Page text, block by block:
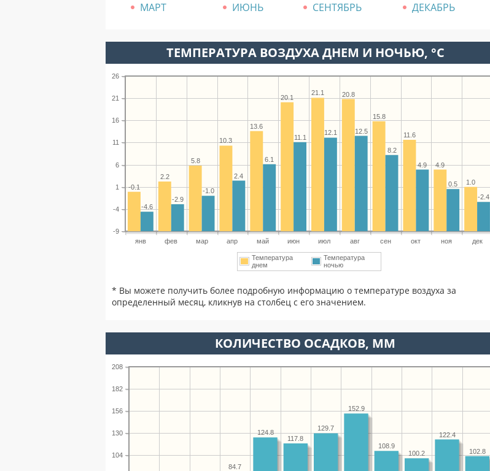
МАРТ
ИЮНЬ СЕНТЯБРЬ ДЕКАБРЬ
ТЕМПЕРАТУРА ВОЗДУХА ДНЕМ И НОЧЬЮ, °C
янв фев мар апр май июн июл авг сен окт ноя дек
-9
-4
1
6
11
16
21
26
1.0
4.9
11.6
15.8
20.8
21.1
20.1
13.6
10.3
5.8
2.2
-0.1
-2.4
0.5
4.9
8.2
12.5
12.1
11.1
6.1
2.4
-1.0
-2.9
-4.6
Температура
днем
Температура
ночью
* Вы можете получить более подробную информацию о температуре воздуха за
определенный месяц, кликнув на столбец с его значением.
КОЛИЧЕСТВО ОСАДКОВ, ММ
104
130
156
182
208
102.8
122.4
100.2
108.9
152.9
129.7
117.8
124.8
84.7